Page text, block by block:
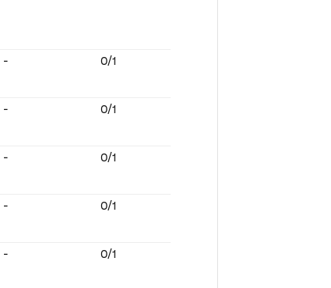
- 0/1
- 0/1
- 0/1
- 0/1
- 0/1